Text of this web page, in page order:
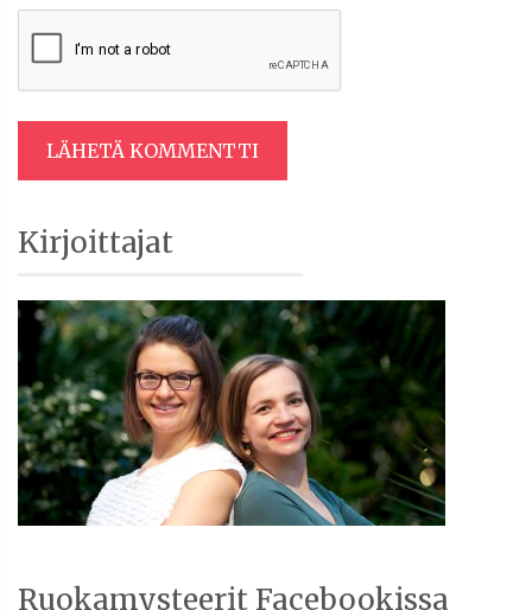
Artikkelien
selaus
Sidebar
Kirjoittajat
Ruokamysteerit Facebookissa